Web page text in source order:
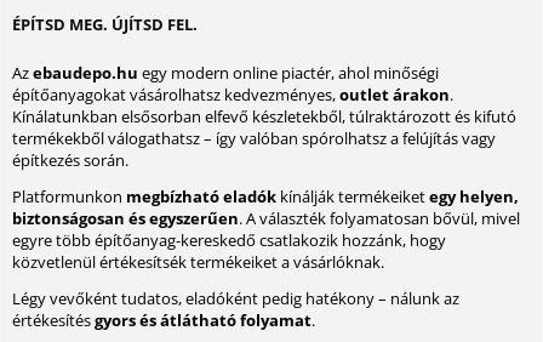
ÉPÍTSD MEG. ÚJÍTSD FEL.
Azebaudepo.hu egy modern online piactér, ahol minőségi
építőanyagokat vásárolhatsz kedvezményes,outlet árakon.
Kínálatunkban elsősorban elfevő készletekből, túlraktározott és kifutó
termékekből válogathatsz – így valóban spórolhatsz a felújítás vagy
építkezés során.
Platformunkon megbízható eladók kínálják termékeiketegy helyen,
biztonságosan és egyszerűen. A választék folyamatosan bővül, mivel
egyre több építőanyag-kereskedő csatlakozik hozzánk, hogy
közvetlenül értékesítsék termékeiket a vásárlóknak.
Légy vevőként tudatos, eladóként pedig hatékony – nálunk az
értékesítésgyors és átlátható folyamat.